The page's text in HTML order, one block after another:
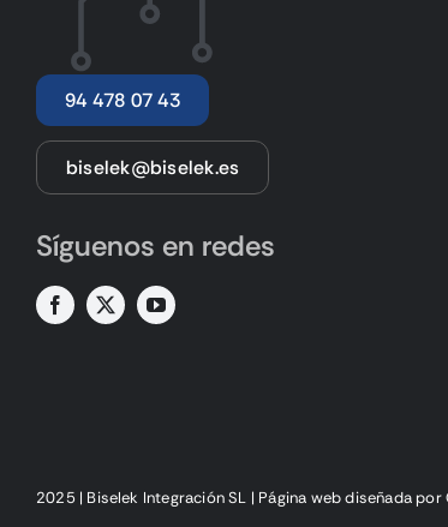
94 478 07 43
biselek@biselek.es
Síguenos en redes
2025 | Biselek Integración SL | Página web diseñadapor